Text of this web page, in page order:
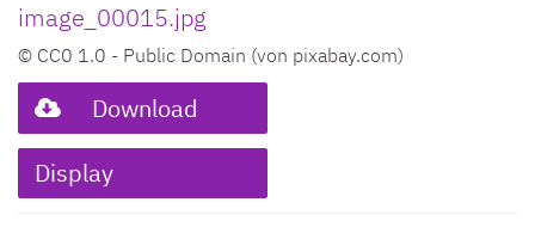
image_00015.jpg
© CC0 1.0 - Public Domain (von pixabay.com)
Download
Display